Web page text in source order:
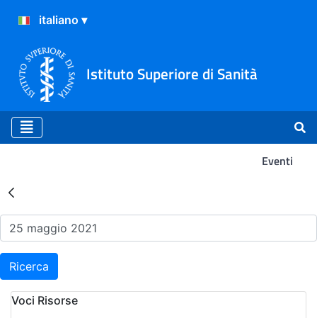
Istituto Superiore di Sanità
Eventi
Risultati della Ricerca -
Ricerca
Voci Risorse